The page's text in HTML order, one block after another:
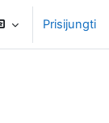
Prisijungti